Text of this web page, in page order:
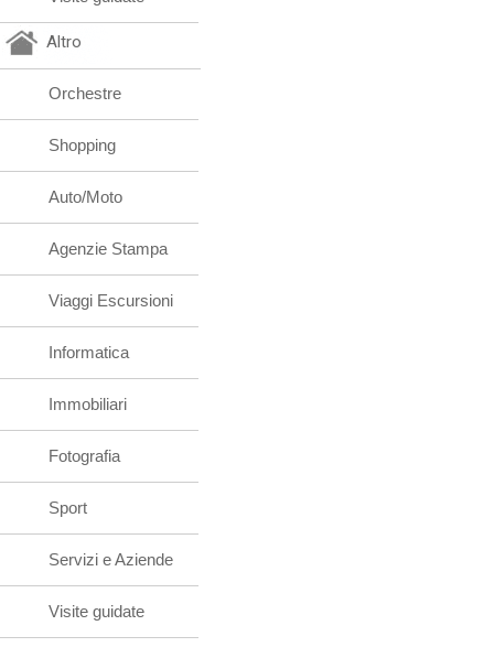
Altro
Orchestre
Shopping
Auto/Moto
Agenzie Stampa
Viaggi Escursioni
Informatica
Immobiliari
Fotografia
Sport
Servizi e Aziende
Visite guidate